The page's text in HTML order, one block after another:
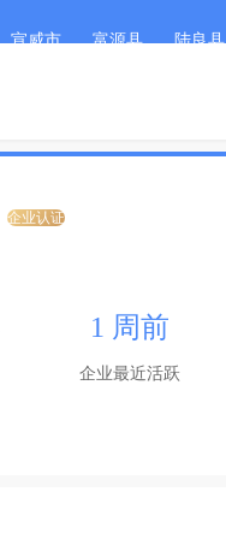
宣威市 富源县 陆良县
企业认证
1 周前
企业最近活跃